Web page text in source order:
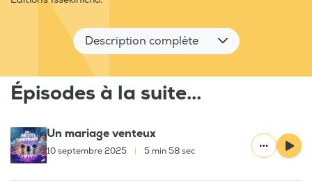
Description complète
Épisodes à la suite...
Un mariage venteux
10 septembre 2025 5 min 58 sec